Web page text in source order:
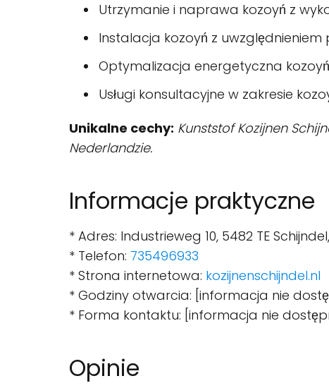
Utrzymanie i naprawa kozoyń z
Instalacja kozoyń z uwzględnieniem
Optymalizacja energetyczna
Usługi konsultacyjne w zakresie
Unikalne cechy: Kunststof Kozijnen
Nederlandzie.
Informacje praktyczne
* Adres: Industrieweg 10, 5482 TE
* Telefon: 735496933
* Strona internetowa: kozijnenschijndel.nl
* Godziny otwarcia: [informacja nie
* Forma kontaktu: [informacja nie
Opinie